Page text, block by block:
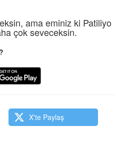
ama eminiz ki Patiliyo
çok seveceksin.
X'te Paylaş